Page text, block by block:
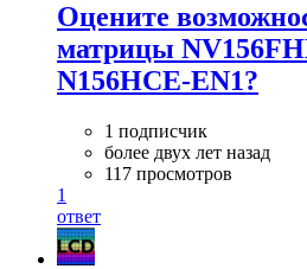
Оцените
матрицы
N156HCE-EN1?
1 подписчик
более двух лет назад
117 просмотров
1
ответ